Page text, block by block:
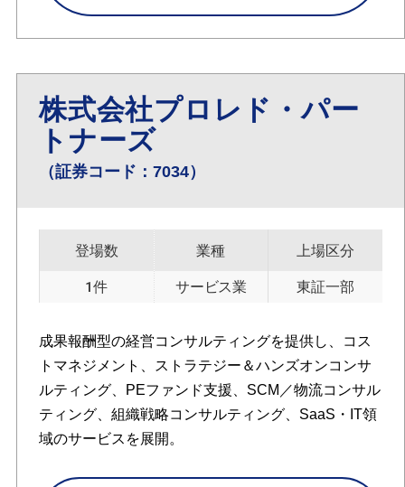
株式会社プロレド・パー
トナーズ
（証券コード：7034）
登場数
1件
業種
サービス業
上場区分
東証一部
成果報酬型の経営コンサルティングを提供し、コス
トマネジメント、ストラテジー＆ハンズオンコンサ
ルティング、PEファンド支援、SCM／物流コンサル
ティング、組織戦略コンサルティング、SaaS・IT領
域のサービスを展開。